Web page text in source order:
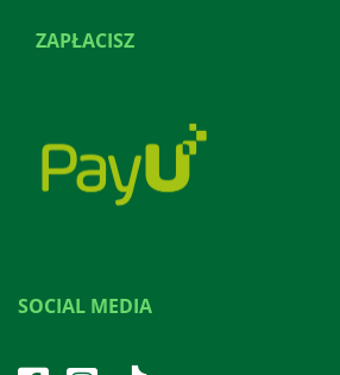
ZAPŁACISZ
SOCIAL MEDIA